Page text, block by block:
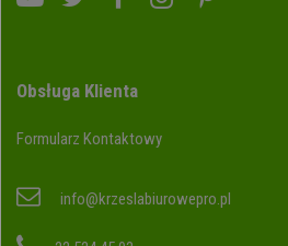
Obsługa Klienta
Formularz Kontaktowy
info@krzeslabiurowepro.pl